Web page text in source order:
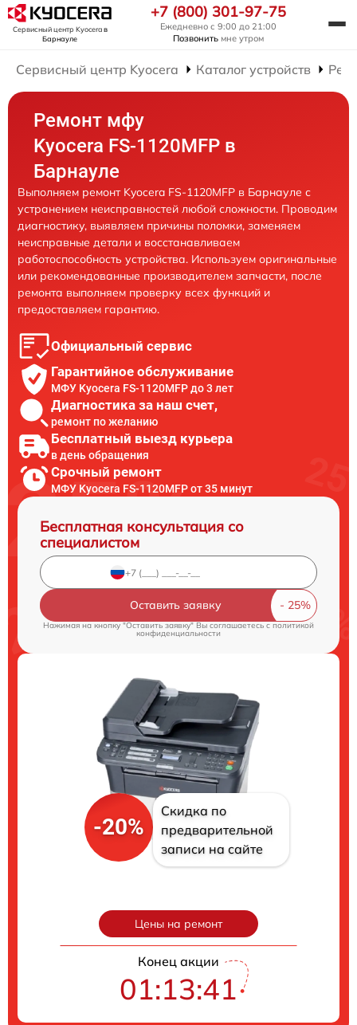
Сервисный центр Kyoceraв
Барнауле
+7 (800) 301-97-75
Ежедневно с 9:00 до 21:00
Позвонить мне утром
Сервисный центр Kyocera Каталог устройств
Ремонт мфу
Kyocera FS-1120MFP в
Барнауле
Выполняем ремонт Kyocera FS-1120MFP в Барнауле с
устранением неисправностей любой сложности. Проводим
диагностику, выявляем причины поломки, заменяем
неисправные детали и восстанавливаем
работоспособность устройства. Используем оригинальные
или рекомендованные производителем запчасти, после
ремонта выполняем проверку всех функций и
предоставляем гарантию.
Официальный сервис
Гарантийное обслуживание
МФУ Kyocera FS-1120MFP до 3 лет
Диагностика за наш счет,
ремонт по желанию
Бесплатный выезд курьера
в день обращения
Срочный ремонт
МФУ Kyocera FS-1120MFP от 35 минут
Бесплатная консультация со
специалистом
Оставить заявку
Нажимая на кнопку "Оставить заявку" Вы соглашаетесь cполитикой
конфиденциальности
-20%
Скидка по
предварительной
записи на сайте
Цены на ремонт
Конец акции
01:13:40